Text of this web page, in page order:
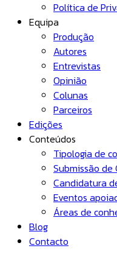
Política de
Equipa
Produção
Autores
Entrevistas
Opinião
Colunas
Parceiros
Edições
Conteúdos
Tipologia de
Submissão de
Candidatura
Eventos
Áreas de
Blog
Contacto